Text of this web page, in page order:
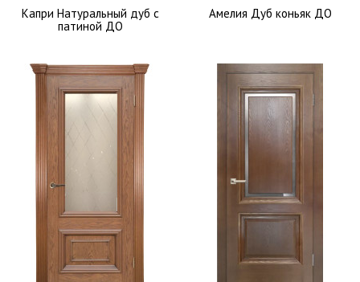
Капри Натуральный дуб с
патиной ДО
Амелия Дуб коньяк ДО